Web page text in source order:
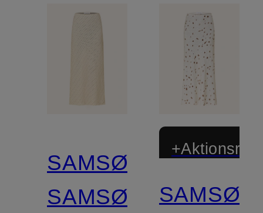
SAMSØE
SAMSØE
SAMSØE